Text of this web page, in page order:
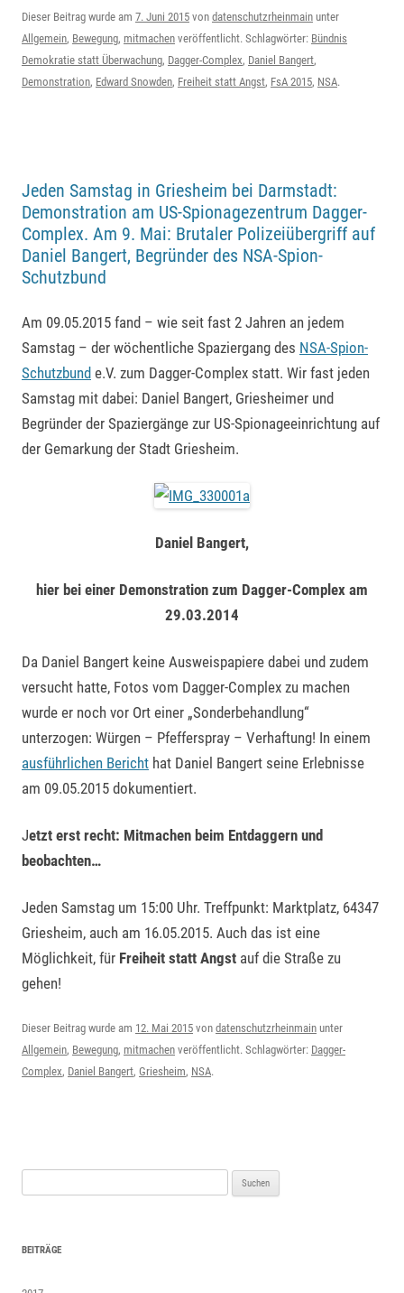
Dieser Beitrag wurde am 7. Juni 2015 von datenschutzrheinmain unter
Allgemein, Bewegung, mitmachen veröffentlicht. Schlagwörter: Bündnis
Demokratie statt Überwachung, Dagger-Complex, Daniel Bangert,
Demonstration, Edward Snowden, Freiheit statt Angst, FsA 2015, NSA.
Jeden Samstag in Griesheim bei Darmstadt:
Demonstration am US-Spionagezentrum Dagger-
Complex. Am 9. Mai: Brutaler Polizeiübergriff auf
Daniel Bangert, Begründer des NSA-Spion-
Schutzbund
Am 09.05.2015 fand – wie seit fast 2 Jahren an jedem
Samstag – der wöchentliche Spaziergang des NSA-Spion-
Schutzbund e.V. zum Dagger-Complex statt. Wir fast jeden
Samstag mit dabei: Daniel Bangert, Griesheimer und
Begründer der Spaziergänge zur US-Spionageeinrichtung auf
der Gemarkung der Stadt Griesheim.
Daniel Bangert,
hier bei einer Demonstration zum Dagger-Complex am
29.03.2014
Da Daniel Bangert keine Ausweispapiere dabei und zudem
versucht hatte, Fotos vom Dagger-Complex zu machen
wurde er noch vor Ort einer „Sonderbehandlung“
unterzogen: Würgen – Pfefferspray – Verhaftung! In einem
ausführlichen Bericht hat Daniel Bangert seine Erlebnisse
am 09.05.2015 dokumentiert.
Jetzt erst recht: Mitmachen beim Entdaggern und
beobachten…
Jeden Samstag um 15:00 Uhr. Treffpunkt: Marktplatz, 64347
Griesheim, auch am 16.05.2015. Auch das ist eine
Möglichkeit, für Freiheit statt Angst auf die Straße zu
gehen!
Dieser Beitrag wurde am 12. Mai 2015 von datenschutzrheinmain unter
Allgemein, Bewegung, mitmachen veröffentlicht. Schlagwörter: Dagger-
Complex, Daniel Bangert, Griesheim, NSA.
BEITRÄGE